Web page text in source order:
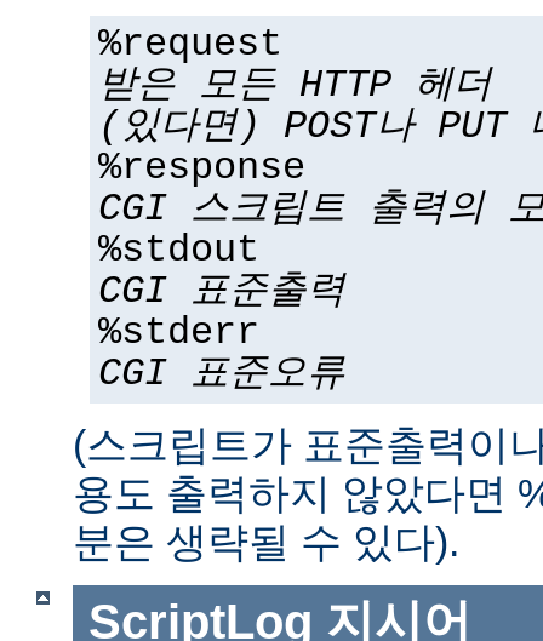
%request
받은 모든 HTTP 헤더
(있다면) POST나 PUT
%response
CGI 스크립트 출력의
%stdout
CGI 표준출력
%stderr
CGI 표준오류
(스크립트가 표준출력이
용도 출력하지 않았다면
분은 생략될 수 있다).
ScriptLog 지시어